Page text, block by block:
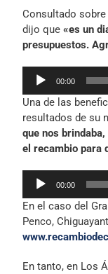
Consultado
dijo que «es un
presupuestos.
Reproductor
audio
00:00
Una de las
resultados de su
que nos
el recambio para
Reproductor
audio
00:00
En el caso del
Penco,
En tanto, en Los